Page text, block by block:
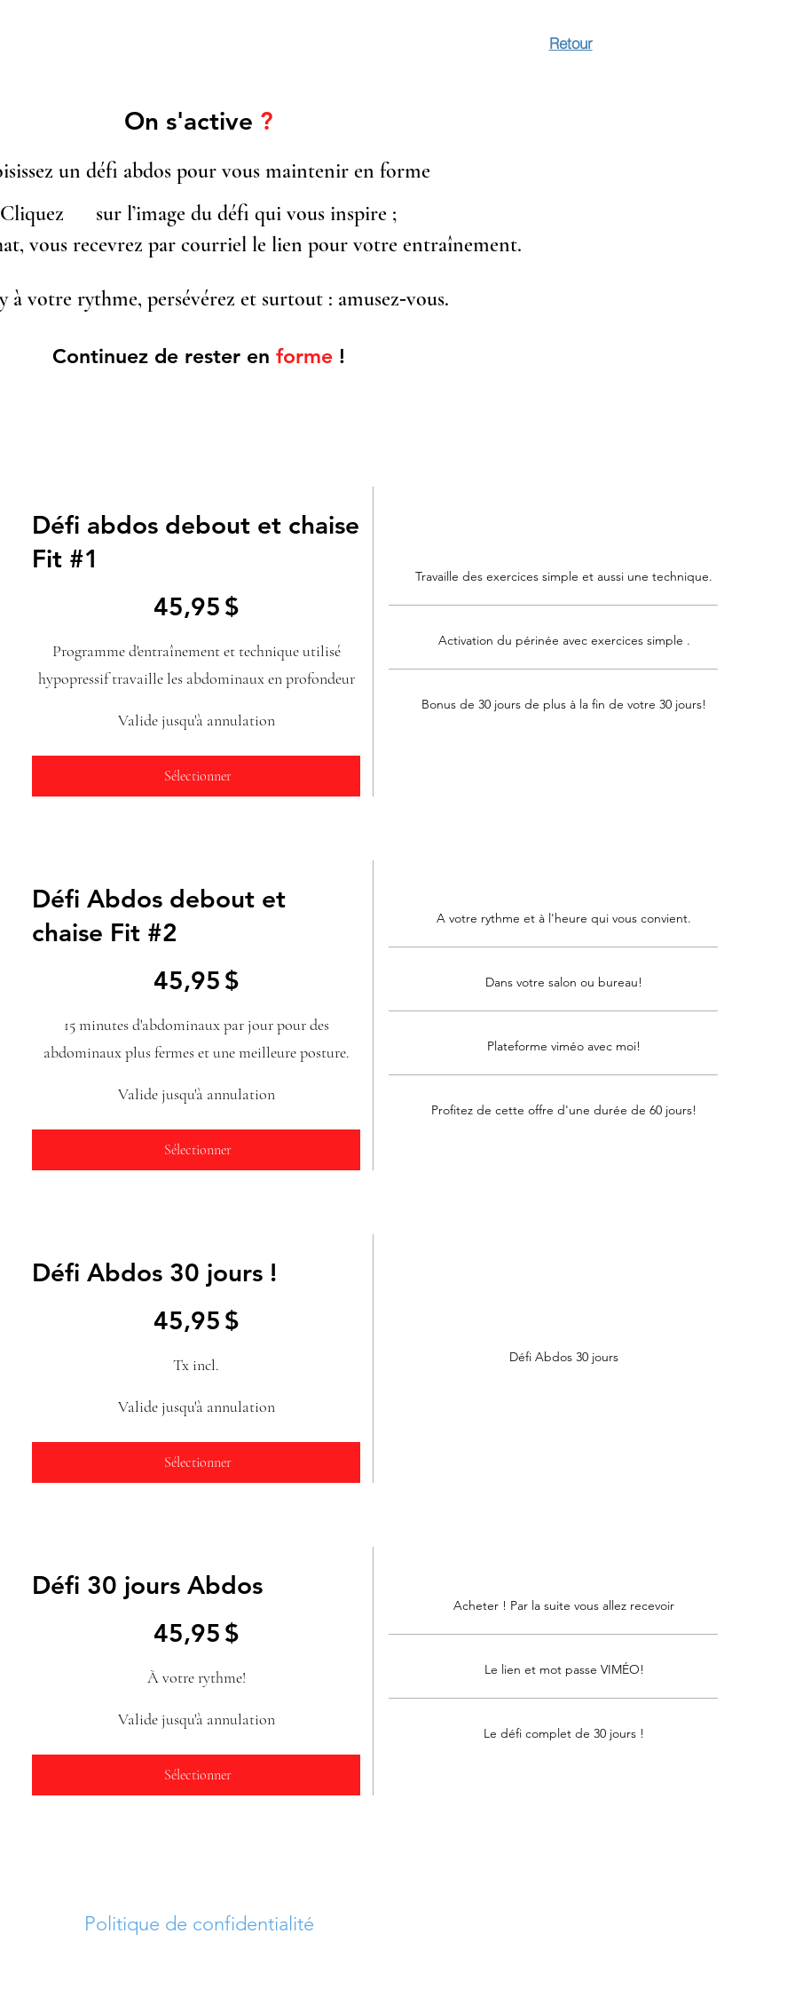
Retour
On s'active ?
un défi abdos pour vous maintenir en forme
Cliquez sur l’image du défi qui vous inspire ;
vous recevrez par courriel le lien pour votre entraînement.
à votre rythme, persévérez et surtout : amusez‑vous.
Continuez de rester en forme!
Défi abdos debout et chaise
Fit #1
$
45,95
Programme d'entraînement et technique utilisé
hypopressif travaille les abdominaux en profondeur
Valide jusqu'à annulation
Sélectionner
Travaille des exercices simple et aussi une technique.
Activation du périnée avec exercices simple .
Bonus de 30 jours de plus à la fin de votre 30 jours!
Défi Abdos debout et
chaise Fit #2
$
45,95
15 minutes d'abdominaux par jour pour des
abdominaux plus fermes et une meilleure posture.
Valide jusqu'à annulation
Sélectionner
A votre rythme et à l'heure qui vous convient.
Dans votre salon ou bureau!
Plateforme viméo avec moi!
Profitez de cette offre d'une durée de 60 jours!
Défi Abdos 30 jours !
$
45,95
Tx incl.
Valide jusqu'à annulation
Sélectionner
Défi Abdos 30 jours
Défi 30 jours Abdos
$
45,95
À votre rythme!
Valide jusqu'à annulation
Sélectionner
Acheter ! Par la suite vous allez recevoir
Le lien et mot passe VIMÉO!
Le défi complet de 30 jours !
Politique de confidentialité